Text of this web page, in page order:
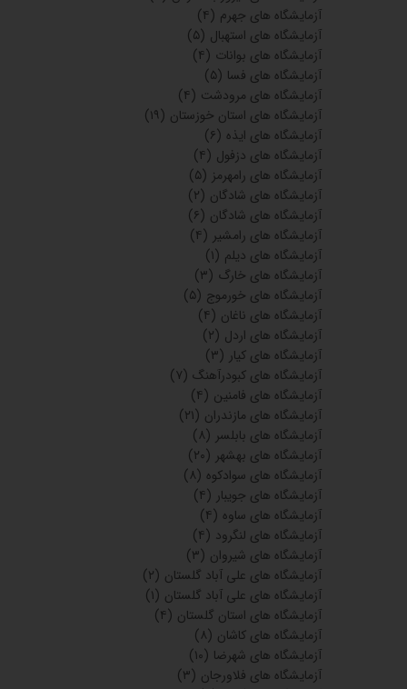
آزمایشگاه های جهرم (۴)
آزمایشگاه های استهبال (۵)
آزمایشگاه های بوانات (۴)
آزمایشگاه های فسا (۵)
آزمایشگاه های مرودشت (۴)
آزمایشگاه های استان خوزستان (۱۹)
آزمایشگاه های ایذه (۶)
آزمایشگاه های دزفول (۴)
آزمایشگاه های رامهرمز (۵)
آزمایشگاه های شادگان (۲)
آزمایشگاه های شادگان (۶)
آزمایشگاه های رامشیر (۴)
آزمایشگاه های دیلم (۱)
آزمایشگاه های خارگ (۳)
آزمایشگاه های خورموج (۵)
آزمایشگاه های ناغان (۴)
آزمایشگاه های اردل (۲)
آزمایشگاه های کیار (۳)
آزمایشگاه های کبودرآهنگ (۷)
آزمایشگاه های فامنین (۴)
آزمایشگاه های مازندران (۲۱)
آزمایشگاه های بابلسر (۸)
آزمایشگاه های بهشهر (۲۰)
آزمایشگاه های سوادکوه (۸)
آزمایشگاه های جویبار (۴)
آزمایشگاه های ساوه (۴)
آزمایشگاه های لنگرود (۴)
آزمایشگاه های شیروان (۳)
آزمایشگاه های علی آباد گلستان (۲)
آزمایشگاه های علی آباد گلستان (۱)
آزمایشگاه های استان گلستان (۴)
آزمایشگاه های کاشان (۸)
آزمایشگاه های شهرضا (۱۰)
آزمایشگاه های فلاورجان (۳)